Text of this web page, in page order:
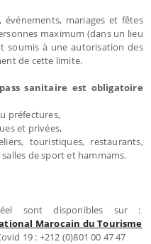
événements, mariages et fêtes
maximum (dans un lieu
soumis à une autorisation des
de cette limite.
sanitaire est obligatoire
préfectures,
et privées,
touristiques, restaurants,
de sport et hammams.
sont disponibles sur :
Marocain du Tourisme
19 : +212 (0)801 00 47 47